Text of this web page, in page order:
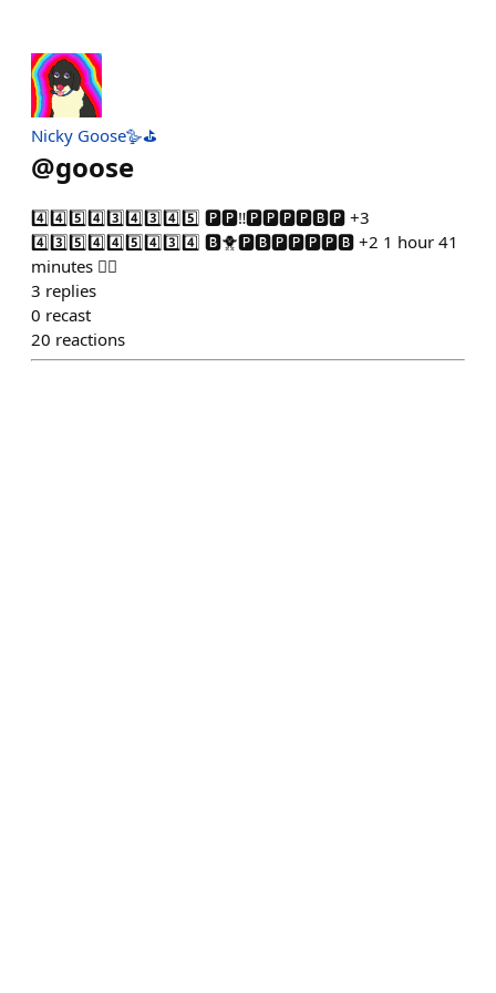
Nicky Goose🪿⛳️
@goose
4️⃣4️⃣5️⃣4️⃣3️⃣4️⃣3️⃣4️⃣5️⃣ 🅿️🅿️‼️🅿️🅿️🅿️🅿️🅱️🅿️ +3
4️⃣3️⃣5️⃣4️⃣4️⃣5️⃣4️⃣3️⃣4️⃣ 🅱️🐥🅿️🅱️🅿️🅿️🅿️🅿️🅱️ +2 1 hour 41
minutes 🏃‍♂️
3 replies
0 recast
20 reactions